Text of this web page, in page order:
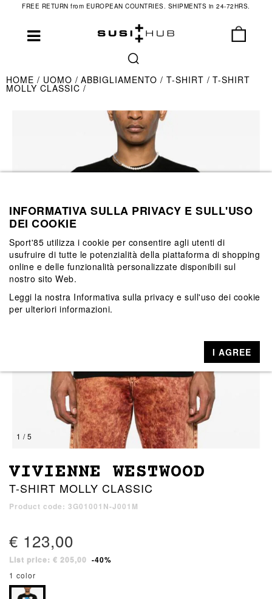
FREE RETURN from EUROPEAN COUNTRIES. SHIPMENTS in 24-72HRS.
HOME UOMO ABBIGLIAMENTO T-SHIRT T-SHIRT
MOLLY CLASSIC
1 / 5
VIVIENNE WESTWOOD
T-SHIRT MOLLY CLASSIC
Product code: 3G01001N-J001M
€ 123,00
List price: € 205,00 -40%
1 color
INFORMATIVA SULLA PRIVACY E SULL'USO
DEI COOKIE
Sport'85 utilizza i cookie per consentire agli utenti di
usufruire di tutte le potenzialità della piattaforma di shopping
online e delle funzionalità personalizzate disponibili sul
nostro sito Web.
Leggi la nostra Informativa sulla privacy e sull'uso dei cookie
per ulteriori informazioni.
I AGREE